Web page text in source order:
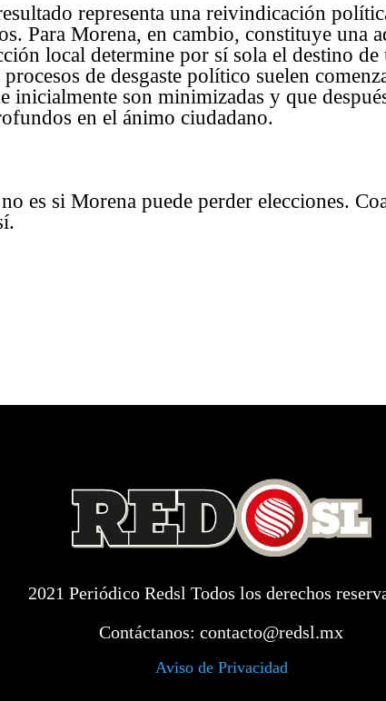
representa una reivindicación
Para Morena, en cambio, constituye una
local determine por sí sola el destino
de desgaste político suelen
inicialmente son minimizadas y que
en el ánimo ciudadano.
es si Morena puede perder elecciones.
2021 Periódico Redsl Todos los derechos
Contáctanos:contacto@redsl.mx
Aviso de Privacidad